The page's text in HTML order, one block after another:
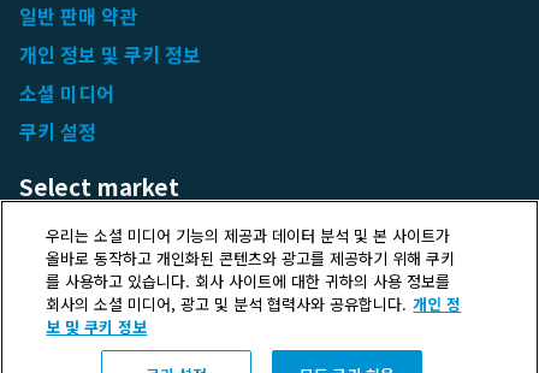
일반 판매 약관
개인 정보 및 쿠키 정보
소셜 미디어
쿠키 설정
Select market
Choose local site
Protecting life and assets
우리는 소셜 미디어 기능의 제공과 데이터 분석 및 본 사이트가
올바로 동작하고 개인화된 콘텐츠와 광고를 제공하기 위해 쿠키
를 사용하고 있습니다. 회사 사이트에 대한 귀하의 사용 정보를
회사의 소셜 미디어, 광고 및 분석 협력사와 공유합니다. 개인 정
보 및 쿠키 정보